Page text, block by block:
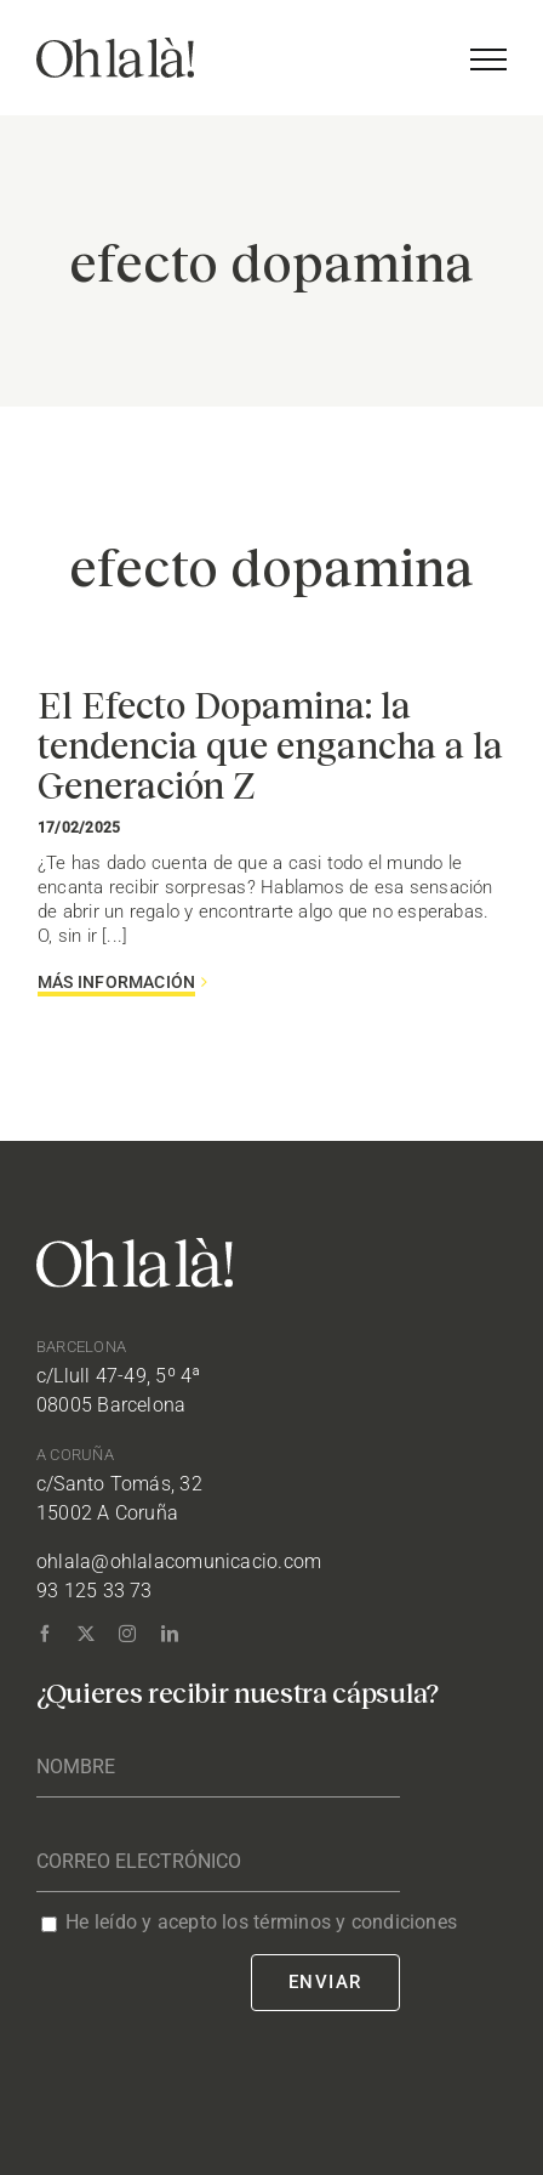
contenido
efecto dopamina
efecto dopamina
El Efecto Dopamina: la
tendencia que engancha a la
Generación Z
17/02/2025
¿Te has dado cuenta de que a casi todo el mundo le
encanta recibir sorpresas? Hablamos de esa sensación
de abrir un regalo y encontrarte algo que no esperabas.
O, sin ir [...]
MÁS INFORMACIÓN
BARCELONA
c/Llull 47-49, 5º 4ª
08005 Barcelona
A CORUÑA
c/Santo Tomás, 32
15002 A Coruña
ohlala@ohlalacomunicacio.com
93 125 33 73
¿Quieres recibir nuestra cápsula?
He leído y acepto los términos y condiciones